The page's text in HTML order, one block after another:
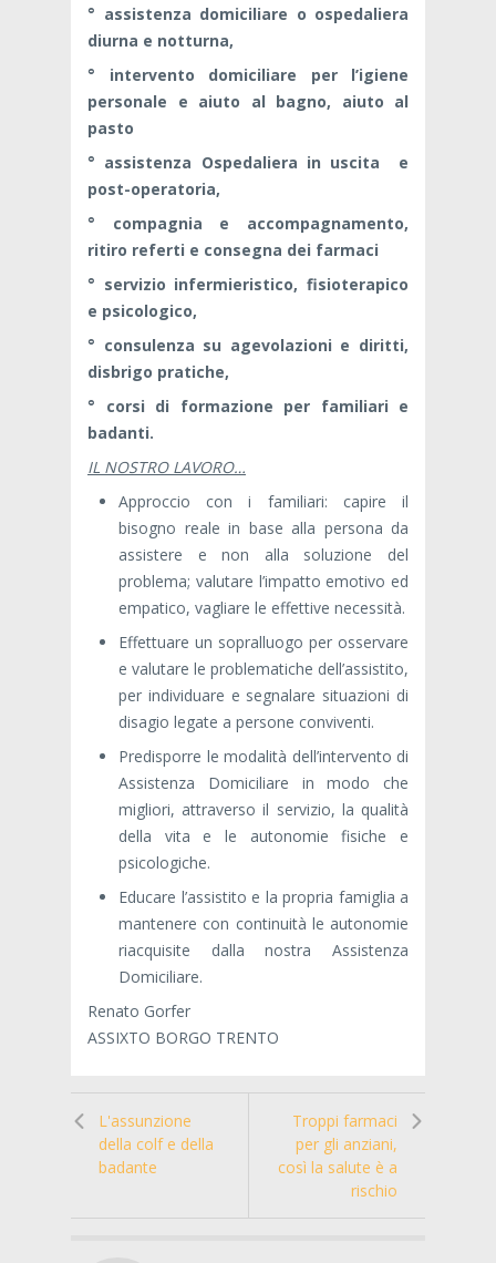
° assistenza domiciliare o ospedaliera
diurna e notturna,
° intervento domiciliare per l’igiene
personale e aiuto al bagno, aiuto al
pasto
° assistenza Ospedaliera in uscita e
post-operatoria,
° compagnia e accompagnamento,
ritiro referti e consegna dei farmaci
° servizio infermieristico, fisioterapico
e psicologico,
° consulenza su agevolazioni e diritti,
disbrigo pratiche,
° corsi di formazione per familiari e
badanti.
IL NOSTRO LAVORO…
Approccio con i familiari: capire il
bisogno reale in base alla persona da
assistere e non alla soluzione del
problema; valutare l’impatto emotivo ed
empatico, vagliare le effettive necessità.
Effettuare un sopralluogo per osservare
e valutare le problematiche dell’assistito,
per individuare e segnalare situazioni di
disagio legate a persone conviventi.
Predisporre le modalità dell’intervento di
Assistenza Domiciliare in modo che
migliori, attraverso il servizio, la qualità
della vita e le autonomie fisiche e
psicologiche.
Educare l’assistito e la propria famiglia a
mantenere con continuità le autonomie
riacquisite dalla nostra Assistenza
Domiciliare.
Renato Gorfer
ASSIXTO BORGO TRENTO
L'assunzione
della colf e della
badante
Troppi farmaci
per gli anziani,
così la salute è a
rischio